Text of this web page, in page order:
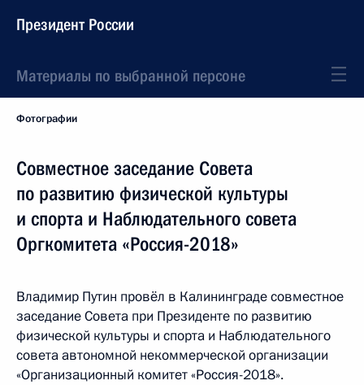
Президент России
Материалы по выбранной персоне
Фотографии
Совместное заседание Совета
по развитию физической культуры
и спорта и Наблюдательного совета
Оргкомитета «Россия-2018»
Владимир Путин провёл в Калининграде совместное
заседание Совета при Президенте по развитию
физической культуры и спорта и Наблюдательного
совета автономной некоммерческой организации
«Организационный комитет «Россия-2018».